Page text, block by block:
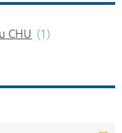
CHU (1)